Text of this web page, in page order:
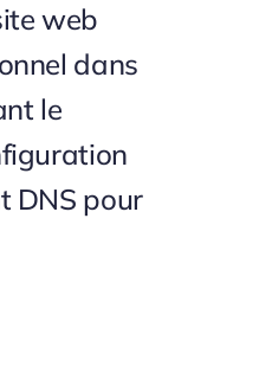
web
dans
le
DNS pour